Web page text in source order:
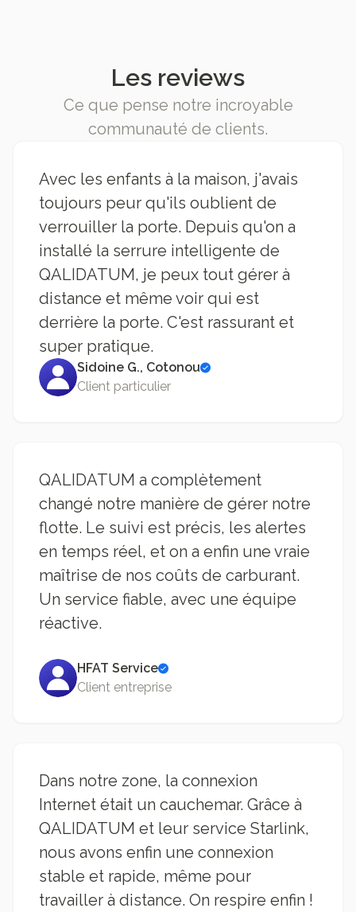
Les reviews
Ce que pense notre incroyable
communauté de clients.
Avec les enfants à la maison, j'avais
toujours peur qu'ils oublient de
verrouiller la porte. Depuis qu'on a
installé la serrure intelligente de
QALIDATUM, je peux tout gérer à
distance et même voir qui est
derrière la porte. C'est rassurant et
super pratique.
Sidoine G., Cotonou
Client particulier
QALIDATUM a complètement
changé notre manière de gérer notre
flotte. Le suivi est précis, les alertes
en temps réel, et on a enfin une vraie
maîtrise de nos coûts de carburant.
Un service fiable, avec une équipe
réactive.
HFAT Service
Client entreprise
Dans notre zone, la connexion
Internet était un cauchemar. Grâce à
QALIDATUM et leur service Starlink,
nous avons enfin une connexion
stable et rapide, même pour
travailler à distance. On respire enfin !